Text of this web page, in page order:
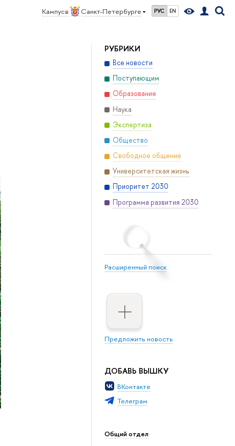
Кампус в Санкт-Петербурге РУС EN
РУБРИКИ
Все новости
Поступающим
Образование
Наука
Экспертиза
Общество
Свободное общение
Университетская жизнь
Приоритет 2030
Программа развития 2030
Расширенный поиск
Предложить новость
ДОБАВЬ ВЫШКУ
ВКонтакте
Телеграм
Общий отдел